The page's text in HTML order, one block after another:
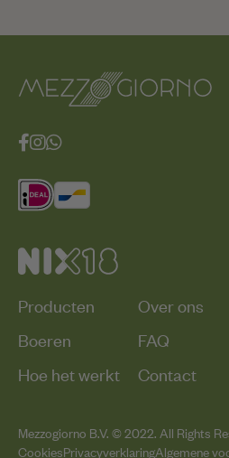
Producten
Boeren
Hoe het werkt
Over ons
FAQ
Contact
Mezzogiorno B.V. © 2022. All Rights
CookiesPrivacyverklaringAlgemene